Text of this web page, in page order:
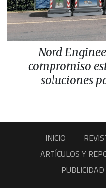
Nord
compromiso
soluciones
INICIO
ARTÍCULOS Y
PUBLICIDAD